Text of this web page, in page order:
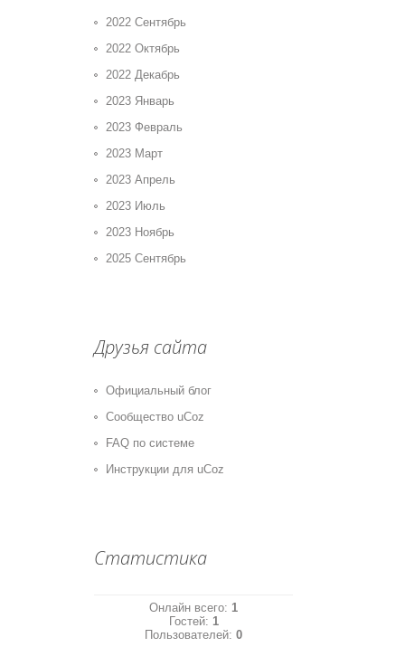
2022 Сентябрь
2022 Октябрь
2022 Декабрь
2023 Январь
2023 Февраль
2023 Март
2023 Апрель
2023 Июль
2023 Ноябрь
2025 Сентябрь
Друзья сайта
Официальный блог
Сообщество uCoz
FAQ по системе
Инструкции для uCoz
Статистика
Онлайн всего: 1
Гостей: 1
Пользователей: 0